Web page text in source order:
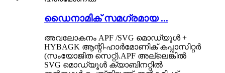
ഡൈനാമിക് സമഗ്രമായ ...
അവലോകനം APF /SVG മൊഡ്യൂൾ +
HYBAGK ആന്റി-ഹാർമോണിക് കപ്പാസിറ്റർ
(സംയോജിത സെറ്റ്).APF അല്ലെങ്കിൽ
SVG മൊഡ്യൂൾ ക്യാബിനറ്റിൽ